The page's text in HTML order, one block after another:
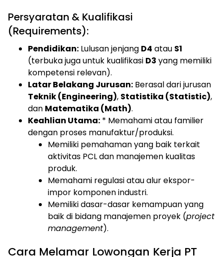
Persyaratan & Kualifikasi
(Requirements):
Pendidikan: Lulusan jenjang D4 atau S1
(terbuka juga untuk kualifikasi D3 yang memiliki
kompetensi relevan).
Latar Belakang Jurusan: Berasal dari jurusan
Teknik (Engineering), Statistika (Statistic),
dan Matematika (Math).
Keahlian Utama: * Memahami atau familier
dengan proses manufaktur/produksi.
Memiliki pemahaman yang baik terkait
aktivitas PCL dan manajemen kualitas
produk.
Memahami regulasi atau alur ekspor-
impor komponen industri.
Memiliki dasar-dasar kemampuan yang
baik di bidang manajemen proyek (project
management).
Cara Melamar Lowongan Kerja PT